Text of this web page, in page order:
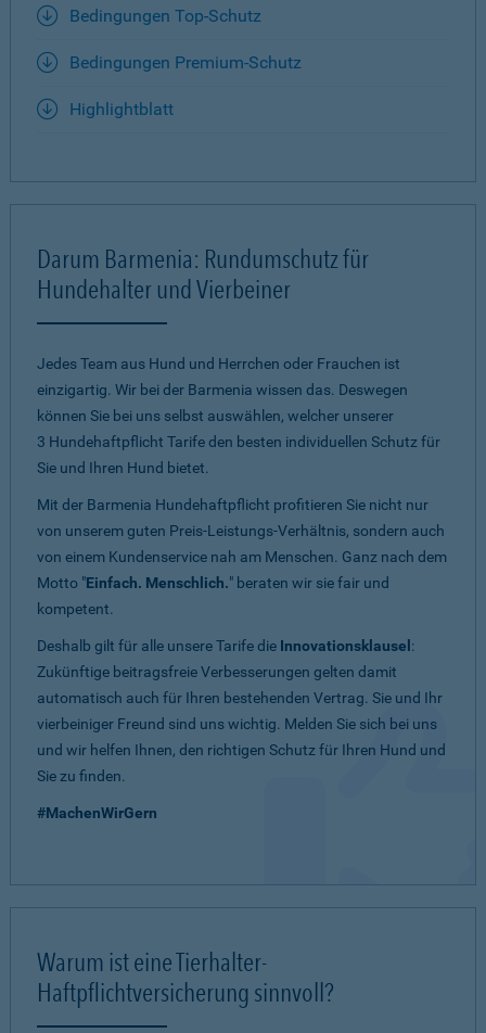
Bedingungen Top-Schutz
Bedingungen Premium-Schutz
Highlightblatt
Darum Barmenia: Rundumschutz für
Hundehalter und Vierbeiner
Jedes Team aus Hund und Herrchen oder Frauchen ist
einzigartig. Wir bei der Barmenia wissen das. Deswegen
können Sie bei uns selbst auswählen, welcher unserer
3 Hundehaftpflicht Tarife den besten individuellen Schutz für
Sie und Ihren Hund bietet.
Mit der Barmenia Hundehaftpflicht profitieren Sie nicht nur
von unserem guten Preis-Leistungs-Verhältnis, sondern auch
von einem Kundenservice nah am Menschen. Ganz nach dem
Motto "Einfach. Menschlich." beraten wir sie fair und
kompetent.
Deshalb gilt für alle unsere Tarife die Innovationsklausel :
Zukünftige beitragsfreie Verbesserungen gelten damit
automatisch auch für Ihren bestehenden Vertrag. Sie und Ihr
vierbeiniger Freund sind uns wichtig. Melden Sie sich bei uns
und wir helfen Ihnen, den richtigen Schutz für Ihren Hund und
Sie zu finden.
#MachenWirGern
Warum ist eine Tierhalter-
Haftpflichtversicherung sinnvoll?